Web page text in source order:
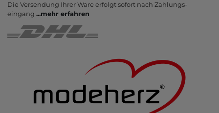
Die Ver­sendung Ihrer Ware er­folgt sofort nach Zahlungs­
eingang ...mehr erfahren